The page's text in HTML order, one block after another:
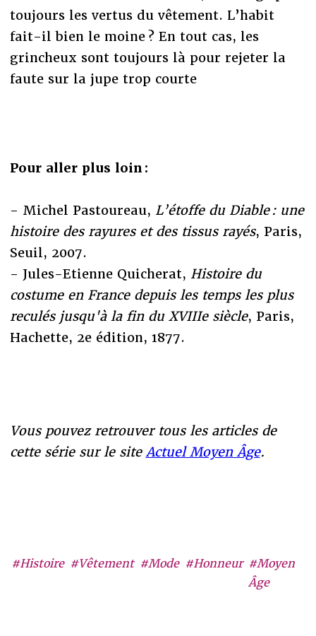
#Histoire #Vêtement #Mode #Honneur #Moyen
Âge
toujours les vertus du vêtement. L’habit
fait-il bien le moine ? En tout cas, les
grincheux sont toujours là pour rejeter la
faute sur la jupe trop courte
Pour aller plus loin :
- Michel Pastoureau, L’étoffe du Diable : une
histoire des rayures et des tissus rayés, Paris,
Seuil, 2007.
- Jules-Etienne Quicherat, Histoire du
costume en France depuis les temps les plus
reculés jusqu'à la fin du XVIIIe siècle, Paris,
Hachette, 2e édition, 1877.
Vous pouvez retrouver tous les articles de
cette série sur le site Actuel Moyen Âge.